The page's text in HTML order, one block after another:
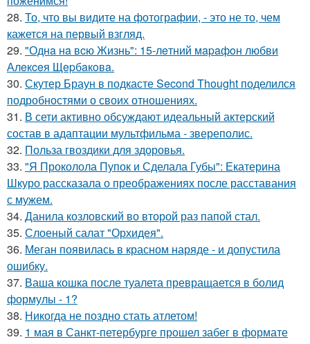
28. То, что вы видите на фотографии, - это не то, чем
кажется на первый взгляд.
29. "Однa нa вcю Жизнь": 15-лeтний мapaфoн любви
Алeкceя Щepбaкoвa.
30. Скутер Браун в подкасте Second Thought поделился
подробностями о своих отношениях.
31. В сети активно обсуждают идеальный актерский
состав в адаптации мультфильма - звереполис.
32. Польза гвоздики для здоровья.
33. "Я Проколола Пупок и Сделала Губы": Екатерина
Шкуро рассказала о преображениях после расставания
с мужем.
34. Данила козловский во второй раз папой стал.
35. Слоеный салат "Орхидея".
36. Меган появилась в красном наряде - и допустила
ошибку.
37. Ваша кошка после туалета превращается в болид
формулы - 1?
38. Никогда не поздно стать атлетом!
39. 1 мая в Санкт-петербурге прошел забег в формате